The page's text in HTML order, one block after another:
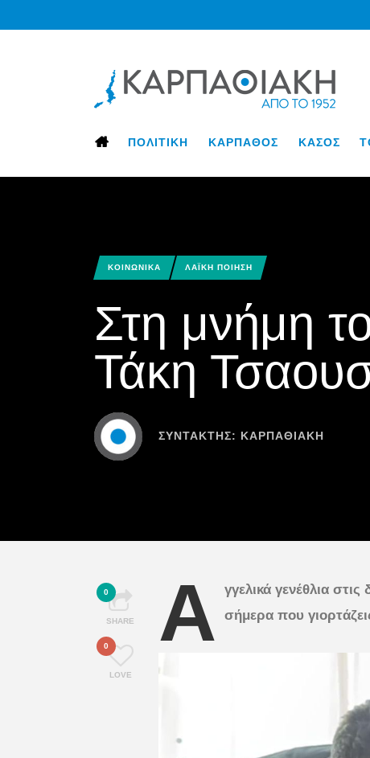
ΠΟΛΙΤΙΚΗ ΚΑΡΠΑΘΟΣ ΚΑΣΟΣ
ΚΟΙΝΩΝΙΚΑ ΛΑΪΚΗ ΠΟΙΗΣΗ
Στη μνήμη
Τάκη
ΣΥΝΤΆΚΤΗΣ: ΚΑΡΠΑΘΙΑΚΗ
0
SHARE
0
LOVE
Α
γγελικά γενέθλια
σήμερα που